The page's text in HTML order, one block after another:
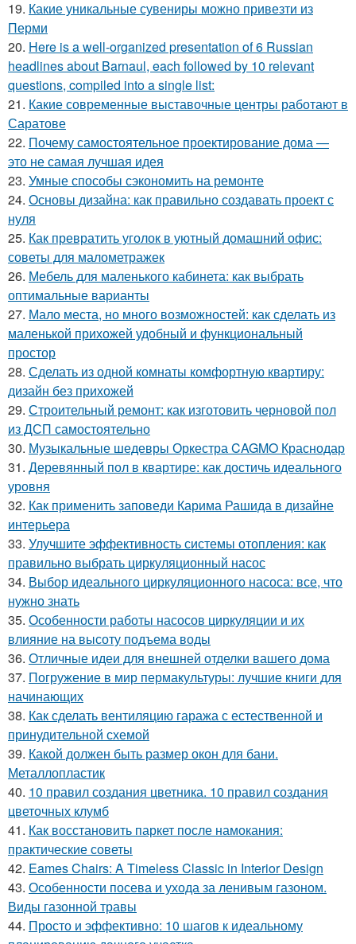
19. Какие уникальные сувениры можно привезти из
Перми
20. Here is a well-organized presentation of 6 Russian
headlines about Barnaul, each followed by 10 relevant
questions, compiled into a single list:
21. Какие современные выставочные центры работают в
Саратове
22. Почему самостоятельное проектирование дома —
это не самая лучшая идея
23. Умные способы сэкономить на ремонте
24. Основы дизайна: как правильно создавать проект с
нуля
25. Как превратить уголок в уютный домашний офис:
советы для малометражек
26. Мебель для маленького кабинета: как выбрать
оптимальные варианты
27. Мало места, но много возможностей: как сделать из
маленькой прихожей удобный и функциональный
простор
28. Сделать из одной комнаты комфортную квартиру:
дизайн без прихожей
29. Строительный ремонт: как изготовить черновой пол
из ДСП самостоятельно
30. Музыкальные шедевры Оркестра CAGMO Краснодар
31. Деревянный пол в квартире: как достичь идеального
уровня
32. Как применить заповеди Карима Рашида в дизайне
интерьера
33. Улучшите эффективность системы отопления: как
правильно выбрать циркуляционный насос
34. Выбор идеального циркуляционного насоса: все, что
нужно знать
35. Особенности работы насосов циркуляции и их
влияние на высоту подъема воды
36. Отличные идеи для внешней отделки вашего дома
37. Погружение в мир пермакультуры: лучшие книги для
начинающих
38. Как сделать вентиляцию гаража с естественной и
принудительной схемой
39. Какой должен быть размер окон для бани.
Металлопластик
40. 10 правил создания цветника. 10 правил создания
цветочных клумб
41. Как восстановить паркет после намокания:
практические советы
42. Eames Chairs: A Timeless Classic in Interior Design
43. Особенности посева и ухода за ленивым газоном.
Виды газонной травы
44. Просто и эффективно: 10 шагов к идеальному